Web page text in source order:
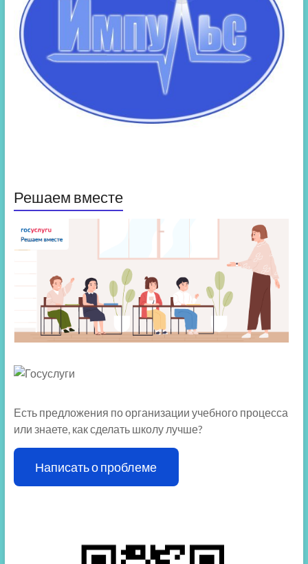
Решаем вместе
Есть предложения по организации учебного процесса
или знаете, как сделать школу лучше?
Написать о проблеме